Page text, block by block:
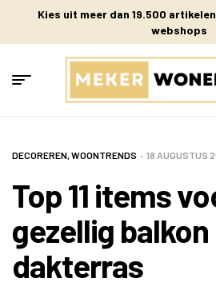
Kies uit meer dan 19.500
webshops
DECOREREN,WOONTRENDS 18 AUGUSTUS
Top 11 items
gezellig
dakterras